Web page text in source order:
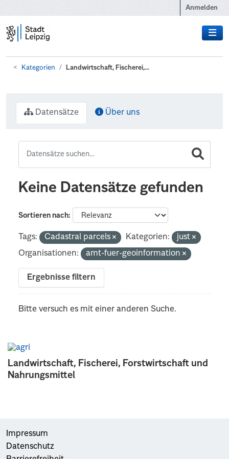
Anmelden
Kategorien Landwirtschaft, Fischerei,...
Landwirtschaft, Fischerei, Forstwirtschaft und
Nahrungsmittel
Datensätze Über uns
Keine Datensätze gefunden
Sortieren nach
Tags: Cadastral parcels Kategorien:
just
Organisationen:
amt-fuer-geoinformation
Ergebnisse filtern
Bitte versuch es mit einer anderen Suche.
Impressum
Datenschutz